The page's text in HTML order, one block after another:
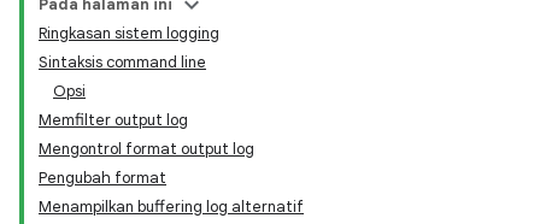
Pada halaman ini
Ringkasan sistem logging
Sintaksis command line
Opsi
Memfilter output log
Mengontrol format output log
Pengubah format
Menampilkan buffering log alternatif